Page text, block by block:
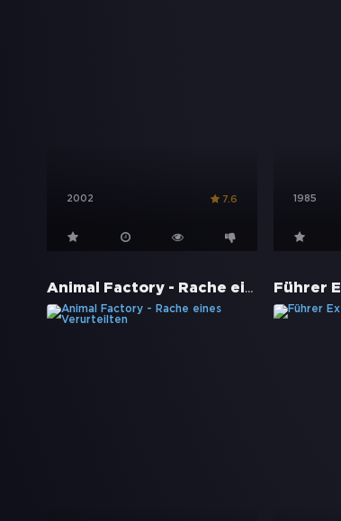
2002 7.6 1985
Animal Factory - Rache eines Verurteilten Führer